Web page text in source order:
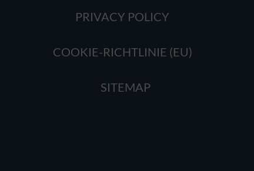
PRIVACY POLICY
COOKIE-RICHTLINIE (EU)
SITEMAP